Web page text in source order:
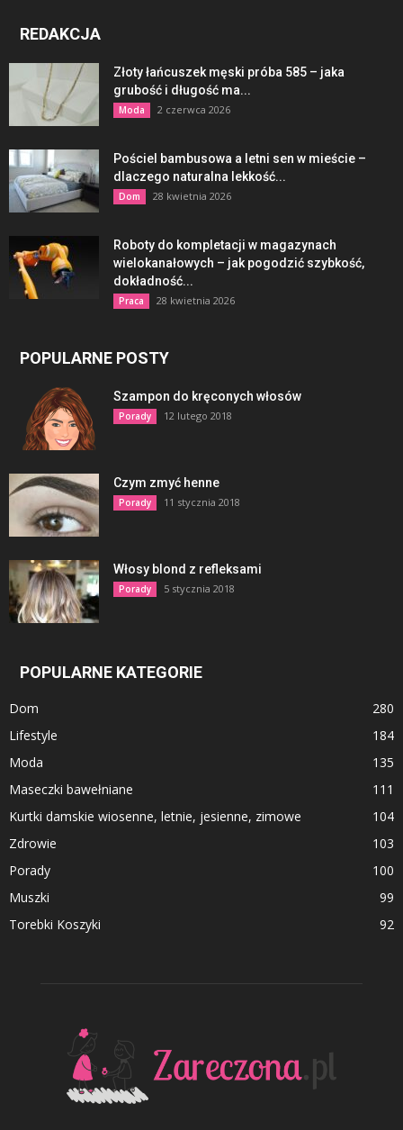
REDAKCJA
Złoty łańcuszek męski próba 585 – jaka
grubość i długość ma...
Moda 2 czerwca 2026
Pościel bambusowa a letni sen w mieście –
dlaczego naturalna lekkość...
Dom 28 kwietnia 2026
Roboty do kompletacji w magazynach
wielokanałowych – jak pogodzić szybkość,
dokładność...
Praca 28 kwietnia 2026
POPULARNE POSTY
Szampon do kręconych włosów
Porady 12 lutego 2018
Czym zmyć henne
Porady 11 stycznia 2018
Włosy blond z refleksami
Porady 5 stycznia 2018
POPULARNE KATEGORIE
Dom
280
Lifestyle
184
Moda
135
Maseczki bawełniane
111
Kurtki damskie wiosenne, letnie, jesienne, zimowe
104
Zdrowie
103
Porady
100
Muszki
99
Torebki Koszyki
92